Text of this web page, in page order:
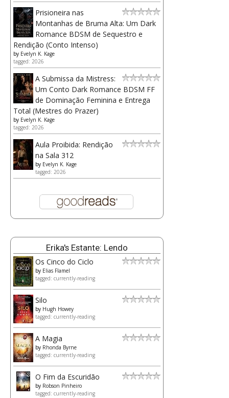
Prisioneira nas
Montanhas de Bruma Alta: Um Dark
Romance BDSM de Sequestro e
Rendição (Conto Intenso)
by Evelyn K. Kage
tagged: 2026
A Submissa da Mistress:
Um Conto Dark Romance BDSM FF
de Dominação Feminina e Entrega
Total (Mestres do Prazer)
by Evelyn K. Kage
tagged: 2026
Aula Proibida: Rendição
na Sala 312
by Evelyn K. Kage
tagged: 2026
Erika's Estante: Lendo
Os Cinco do Ciclo
by Elias Flamel
tagged: currently-reading
Silo
by Hugh Howey
tagged: currently-reading
A Magia
by Rhonda Byrne
tagged: currently-reading
O Fim da Escuridão
by Robson Pinheiro
tagged: currently-reading